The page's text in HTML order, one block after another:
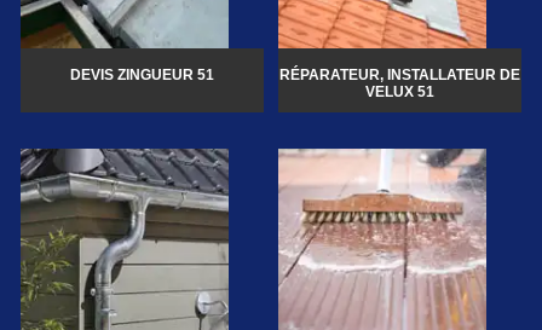
DEVIS ZINGUEUR 51
RÉPARATEUR, INSTALLATEUR DE
VELUX 51